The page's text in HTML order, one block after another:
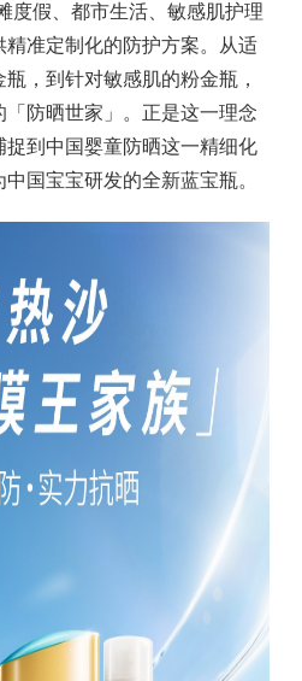
度假、都市生活、敏感肌护理
准定制化的防护方案。从适
，到针对敏感肌的粉金瓶，
防晒世家」。正是这一理念
到中国婴童防晒这一精细化
国宝宝研发的全新蓝宝瓶。